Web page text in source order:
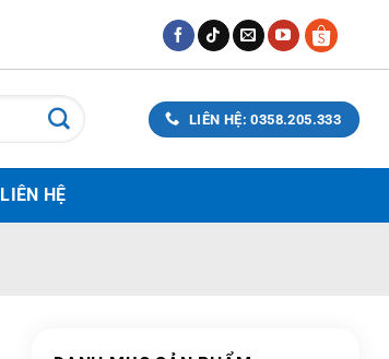
LIÊN HỆ: 0358.205.333
LIÊN HỆ